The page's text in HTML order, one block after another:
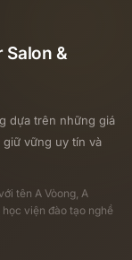
Salon &
dựa trên những giá
giữ vững uy tín và
tên A Vòong, A
viện đào tạo nghề